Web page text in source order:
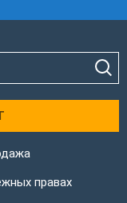
правах